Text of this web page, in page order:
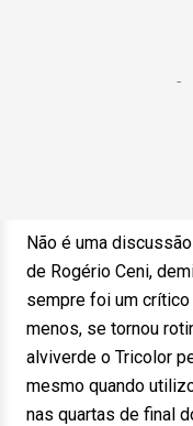
Não é uma
de Rogério Ceni,
sempre foi um
menos, se tornou
alviverde o Tricolor
mesmo quando
nas quartas de final